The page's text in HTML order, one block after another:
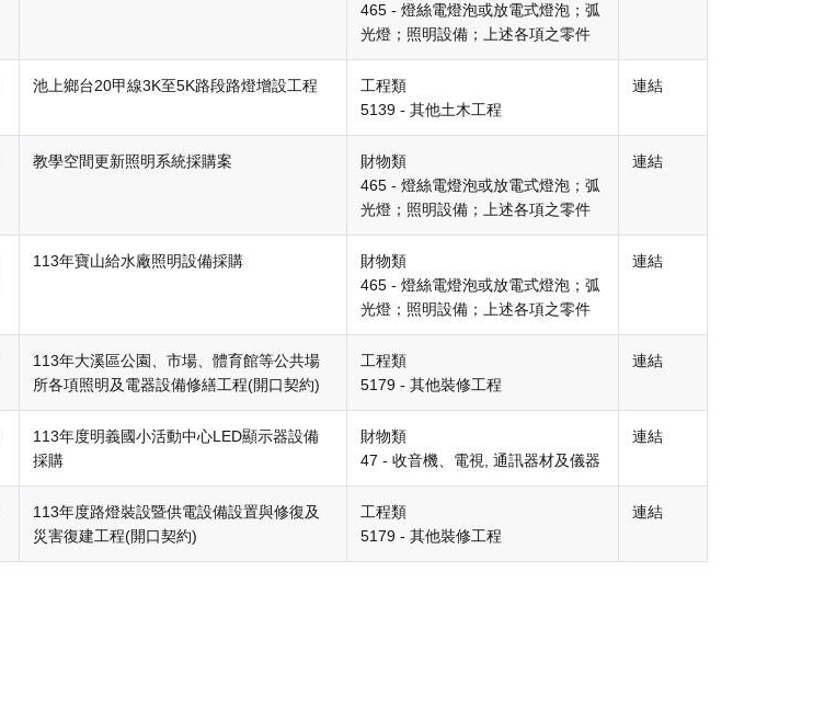
465 - 燈絲電燈泡或放電式燈泡；弧
光燈；照明設備；上述各項之零件
池上鄉台20甲線3K至5K路段路燈增設工程
工程類
5139 - 其他土木工程
連結
教學空間更新照明系統採購案
財物類
465 - 燈絲電燈泡或放電式燈泡；弧
光燈；照明設備；上述各項之零件
連結
113年寶山給水廠照明設備採購
財物類
465 - 燈絲電燈泡或放電式燈泡；弧
光燈；照明設備；上述各項之零件
連結
113年大溪區公園、市場、體育館等公共場
所各項照明及電器設備修繕工程(開口契約)
工程類
5179 - 其他裝修工程
連結
113年度明義國小活動中心LED顯示器設備
採購
財物類
47 - 收音機、電視, 通訊器材及儀器
連結
113年度路燈裝設暨供電設備設置與修復及
災害復建工程(開口契約)
工程類
5179 - 其他裝修工程
連結